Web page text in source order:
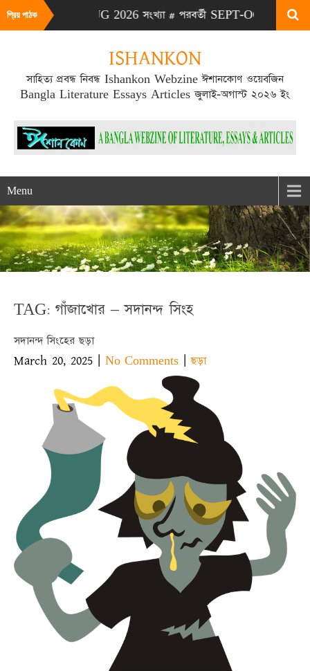
প্রিয় পাঠক
# এটা JULY-AUG 2026 সংখ্যা # পরবর্তী SEPT-OCT 2026
ISHANKON
সাহিত্য প্রবন্ধ নিবন্ধ Ishankon Webzine ঈশানকোণ ওয়েবজিন
Bangla Literature Essays Articles জুলাই-অগাস্ট ২০২৬ ইং
Menu
TAG: গাঁজাখোর – সদানন্দ সিংহ
সদানন্দ সিংহের ছড়া
March 20, 2025 | No Comments |ছড়া